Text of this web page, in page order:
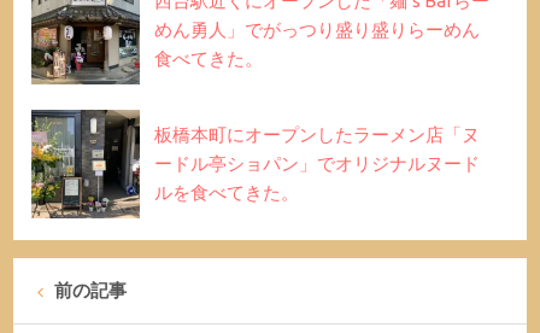
めん勇人」でがっつり盛り盛りらーめん
食べてきた。
板橋本町にオープンしたラーメン店「ヌ
ードル亭ショパン」でオリジナルヌード
ルを食べてきた。
前の記事